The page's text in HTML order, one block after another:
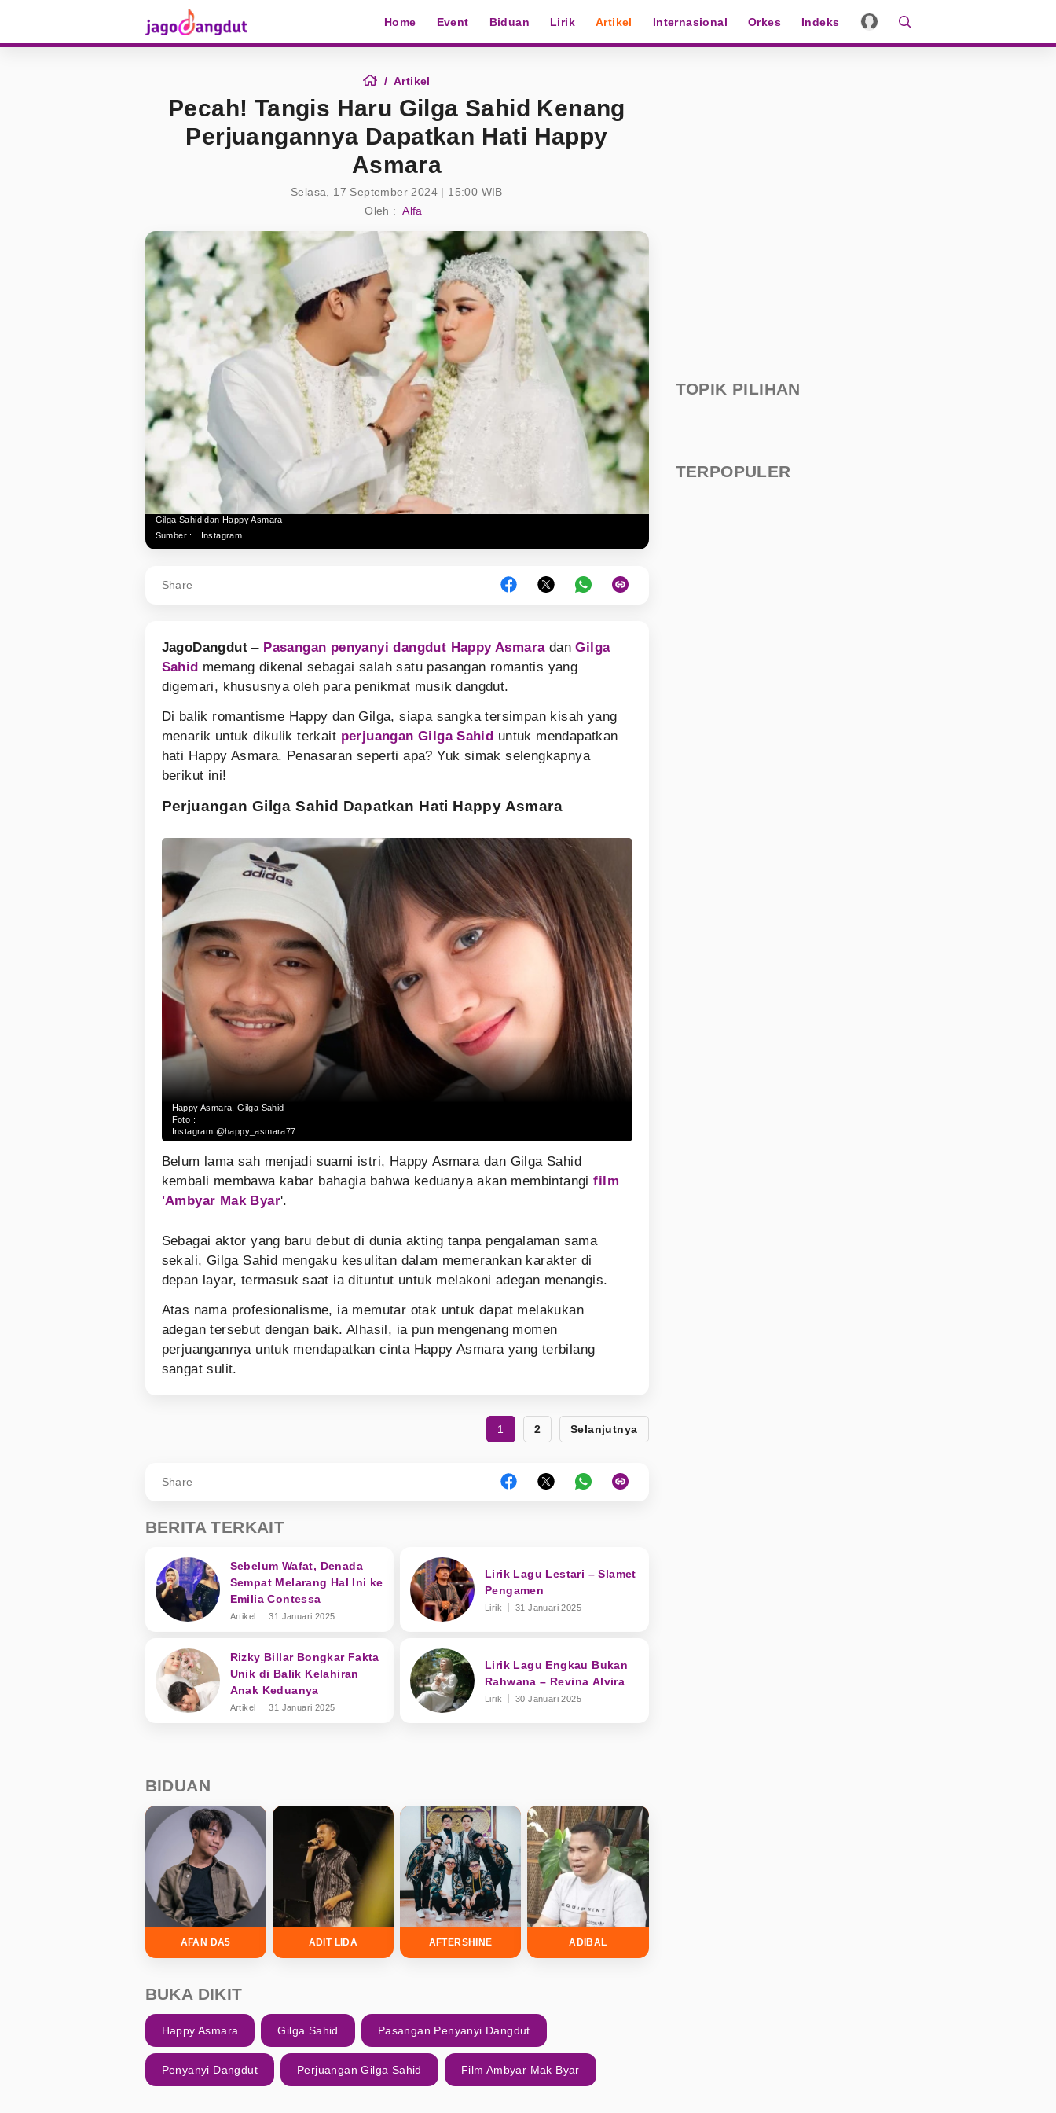
Home Event Biduan Lirik Artikel Internasional Orkes Indeks
Artikel
Pecah! Tangis Haru Gilga Sahid Kenang
Perjuangannya Dapatkan Hati Happy
Asmara
Selasa, 17 September 2024 | 15:00 WIB
Oleh : Alfa
Gilga Sahid dan Happy Asmara
Sumber :
Instagram
Share
JagoDangdut– Pasangan penyanyi dangdut Happy AsmaradanGilga
Sahid memang dikenal sebagai salah satu pasangan romantis yang
digemari, khususnya oleh para penikmat musik dangdut.
Di balik romantisme Happy dan Gilga, siapa sangka tersimpan kisah yang
menarik untuk dikulik terkait perjuangan Gilga Sahid untuk mendapatkan
hati Happy Asmara. Penasaran seperti apa? Yuk simak selengkapnya
berikut ini!
Perjuangan Gilga Sahid Dapatkan Hati Happy Asmara
Happy Asmara, Gilga Sahid
Foto :
Instagram @happy_asmara77
Belum lama sah menjadi suami istri, Happy Asmara dan Gilga Sahid
kembali membawa kabar bahagia bahwa keduanya akan membintangifilm
'Ambyar Mak Byar'.
Sebagai aktor yang baru debut di dunia akting tanpa pengalaman sama
sekali, Gilga Sahid mengaku kesulitan dalam memerankan karakter di
depan layar, termasuk saat ia dituntut untuk melakoni adegan menangis.
Atas nama profesionalisme, ia memutar otak untuk dapat melakukan
adegan tersebut dengan baik. Alhasil, ia pun mengenang momen
perjuangannya untuk mendapatkan cinta Happy Asmara yang terbilang
sangat sulit.
1 2 Selanjutnya
Share
BERITA TERKAIT
Sebelum Wafat, Denada
Sempat Melarang Hal Ini ke
Emilia Contessa
Artikel 31 Januari 2025
Lirik Lagu Lestari – Slamet
Pengamen
Lirik 31 Januari 2025
Rizky Billar Bongkar Fakta
Unik di Balik Kelahiran
Anak Keduanya
Artikel 31 Januari 2025
Lirik Lagu Engkau Bukan
Rahwana – Revina Alvira
Lirik 30 Januari 2025
BIDUAN
AFAN DA5 ADIT LIDA AFTERSHINE ADIBAL
BUKA DIKIT
Happy Asmara Gilga Sahid Pasangan Penyanyi Dangdut
Penyanyi Dangdut Perjuangan Gilga Sahid Film Ambyar Mak Byar
TOPIK PILIHAN
TERPOPULER